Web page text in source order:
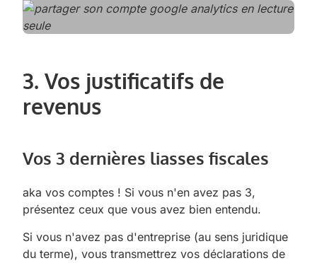
3. Vos justificatifs de
revenus
Vos 3 dernières liasses fiscales
aka vos comptes ! Si vous n'en avez pas 3,
présentez ceux que vous avez bien entendu.
Si vous n'avez pas d'entreprise (au sens juridique
du terme), vous transmettrez vos déclarations de